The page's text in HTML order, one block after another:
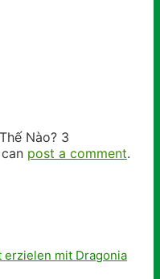
Nào? 3
post a comment.
mit Dragonia